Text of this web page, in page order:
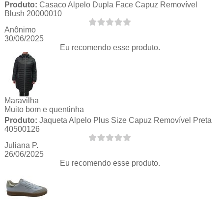
Produto: Casaco Alpelo Dupla Face Capuz Removível
Blush 20000010
Anônimo
30/06/2025
Eu recomendo esse produto.
Maravilha
Muito bom e quentinha
Produto: Jaqueta Alpelo Plus Size Capuz Removível Preta
40500126
Juliana P.
26/06/2025
Eu recomendo esse produto.